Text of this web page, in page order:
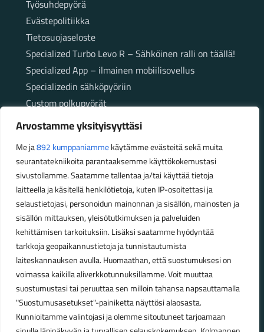
Arvostamme yksityisyyttäsi
Me ja892 kumppaniammekäytämme evästeitä sekä muita
seurantatekniikoita parantaaksemme käyttökokemustasi
sivustollamme. Saatamme tallentaa ja/tai käyttää tietoja
laitteella ja käsitellä henkilötietoja, kuten IP-osoitettasi ja
selaustietojasi, personoidun mainonnan ja sisällön, mainosten ja
sisällön mittauksen, yleisötutkimuksen ja palveluiden
kehittämisen tarkoituksiin. Lisäksi saatamme hyödyntää
tarkkoja geopaikannustietoja ja tunnistautumista
laiteskannauksen avulla. Huomaathan, että suostumuksesi on
voimassa kaikilla aliverkkotunnuksillamme. Voit muuttaa
suostumustasi tai peruuttaa sen milloin tahansa napsauttamalla
"Suostumusasetukset"-painiketta näyttösi alaosasta.
Kunnioitamme valintojasi ja olemme sitoutuneet tarjoamaan
Työsuhdepyörä
Evästepolitiikka
Tietosuojaseloste
Specialized Turbo Levo R – Sähköinen ralli on täällä!
Specialized App – ilmainen mobiilisovellus
Specializedin sähköpyöriin
Custom polkupyörät
Fatbikellä helppoa ja huoletonta etenemistä
maastossa
Aukioloajat
Talvikauden aukioloajat (1.10.2025 – 28.2.2026)
Ma-Pe 10-18
La 10-14
Kesäkauden aukioloajat (1.3.2026 – 30.9.2026)
Ma-Pe 10-18
La 9-15
Poikkeavat aukioloajat: